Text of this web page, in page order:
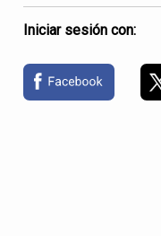
Iniciar sesión con: